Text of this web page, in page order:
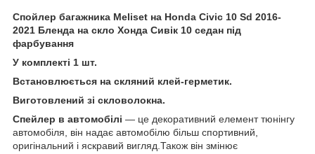
Спойлер багажника Meliset на Honda Civic 10 Sd 2016-
2021 Бленда на скло Хонда Сивік 10 седан під
фарбування
У комплекті 1 шт.
Встановлюється на скляний клей-герметик.
Виготовлений зі скловолокна.
Спейлер в автомобілі — це декоративний елемент тюнінгу
автомобіля, він надає автомобілю більш спортивний,
оригінальний і яскравий вигляд.Також він змінює